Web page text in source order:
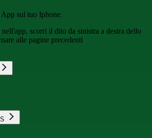
App sul tuo Iphone.
scorri il dito da sinistra a destra dello
alle pagine precedenti